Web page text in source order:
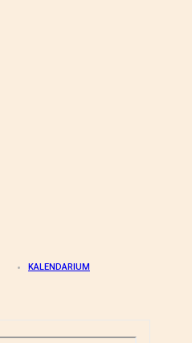
KALENDARIUM